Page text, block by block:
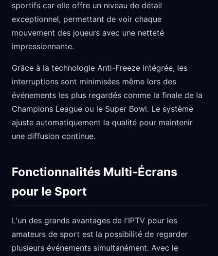
sportifs car elle offre un niveau de détail
exceptionnel, permettant de voir chaque
mouvement des joueurs avec une netteté
impressionnante.
Grâce à la technologie Anti-Freeze intégrée, les
interruptions sont minimisées même lors des
événements les plus regardés comme la finale de la
Champions League ou le Super Bowl. Le système
ajuste automatiquement la qualité pour maintenir
une diffusion continue.
Fonctionnalités Multi-Écrans
pour le Sport
L'un des grands avantages de l'IPTV pour les
amateurs de sport est la possibilité de regarder
plusieurs événements simultanément. Avec le